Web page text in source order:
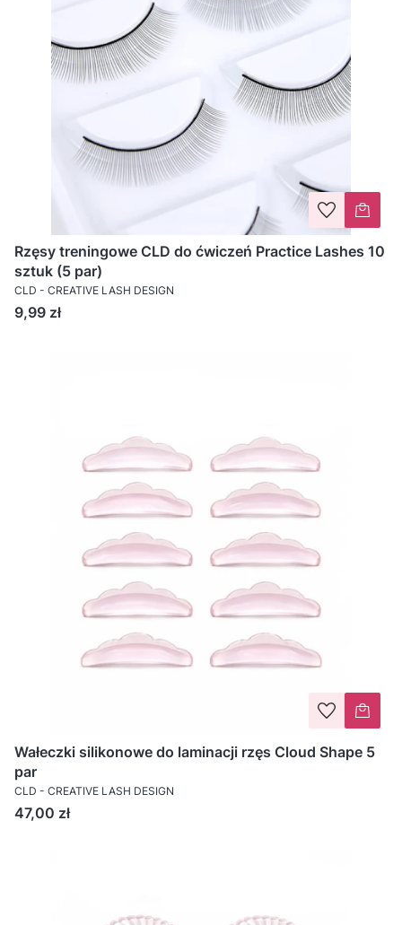
Rzęsy treningowe CLD do ćwiczeń Practice Lashes 10
sztuk (5 par)
CLD - CREATIVE LASH DESIGN
Cena
9,99 zł
Wałeczki silikonowe do laminacji rzęs Cloud Shape 5
par
CLD - CREATIVE LASH DESIGN
Cena
47,00 zł